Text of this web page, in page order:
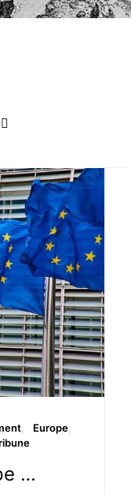
Europe
…